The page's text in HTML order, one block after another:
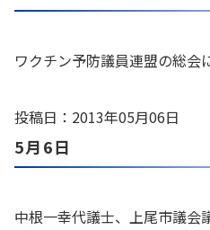
ワクチン予防議員連盟の総会
投稿日：2013年05月06日
5月6日
中根一幸代議士、上尾市議会